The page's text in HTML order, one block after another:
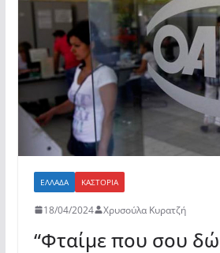
ΕΛΛΆΔΑ ΚΑΣΤΟΡΙΆ
18/04/2024 Χρυσούλα Κυρατζή
“Φταίμε που σου